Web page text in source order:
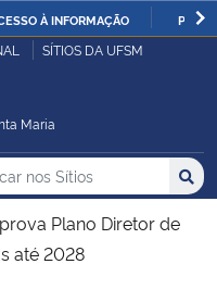
À INFORMAÇÃO
SÍTIOS DA UFSM
Maria
no nos Sítios
Plano Diretor de
até 2028